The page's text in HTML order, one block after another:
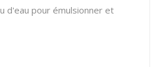
d'eau pour émulsionner et